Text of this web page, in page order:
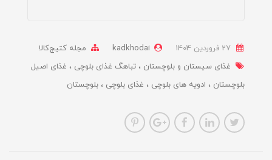
kadkhodai
مجله کتیج‌کالا
غذای سیستان و بلوچستان
تباهگ غذای بلوچی
غذای اصیل
بلوچستان
ادویه های بلوچی غذای بلوچی بلوچستان